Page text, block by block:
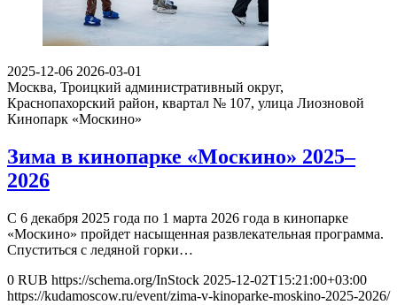
2025-12-06 2026-03-01
Москва, Троицкий административный округ,
Краснопахорский район, квартал № 107, улица Лиозновой
Кинопарк «Москино»
Зима в кинопарке «Москино» 2025–
2026
С 6 декабря 2025 года по 1 марта 2026 года в кинопарке
«Москино» пройдет насыщенная развлекательная программа.
Спуститься с ледяной горки…
0 RUB https://schema.org/InStock 2025-12-02T15:21:00+03:00
https://kudamoscow.ru/event/zima-v-kinoparke-moskino-2025-2026/